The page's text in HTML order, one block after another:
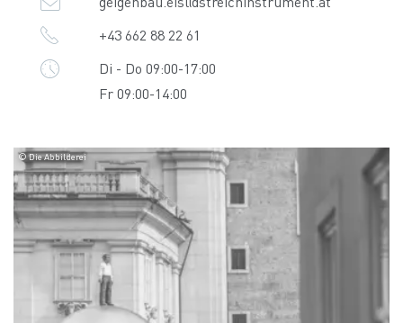
+43 662 88 22 61
Di - Do 09:00-17:00
Fr 09:00-14:00
© Die Abbilderei